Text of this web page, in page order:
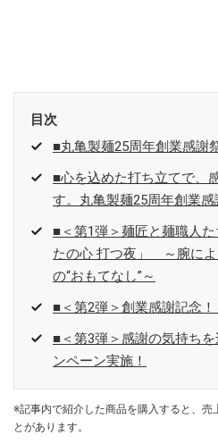
目次
■丸亀製麺25周年創業感謝
■心を込めた打ち立てで、
す。丸亀製麺25周年創業感
■＜第1弾＞麺匠と麺職人
たの心 打つ夜」 ～腕に
の“おもてなし”～
■＜第2弾＞創業感謝記念
■＜第3弾＞感謝の気持ち
ンペーン実施！
※記事内で紹介した商品を購入すると、売
とがあります。